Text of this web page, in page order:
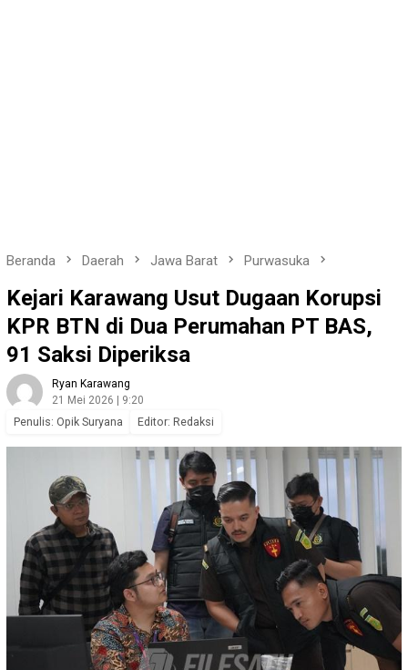
Beranda Daerah Jawa Barat Purwasuka
Kejari Karawang Usut Dugaan Korupsi
KPR BTN di Dua Perumahan PT BAS,
91 Saksi Diperiksa
Ryan Karawang
21 Mei 2026 | 9:20
Penulis: Opik Suryana Editor: Redaksi